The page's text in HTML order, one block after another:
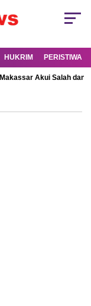
HUKRIM PERISTIWA
Akui Salah dan